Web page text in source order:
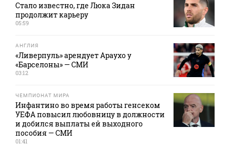
Стало известно, где Люка Зидан
продолжит карьеру
05:59
АНГЛИЯ
«Ливерпуль» арендует Араухо у
«Барселоны» — СМИ
03:12
ЧЕМПИОНАТ МИРА
Инфантино во время работы генсеком
УЕФА повысил любовницу в должности
и добился выплаты ей выходного
пособия — СМИ
01:41